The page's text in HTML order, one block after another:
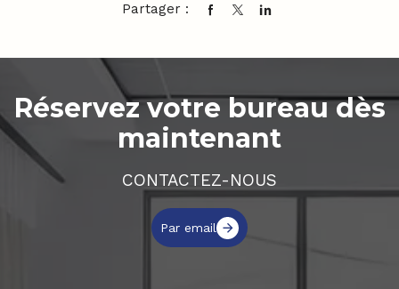
Partager :
Réservez votre bureau dès
maintenant
CONTACTEZ-NOUS
Par email